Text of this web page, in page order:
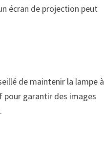
écran de projection peut
de maintenir la lampe à
pour garantir des images